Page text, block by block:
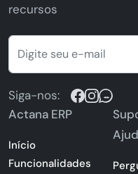
recursos
Siga-nos:
Actana ERP
Início
Funcionalidades